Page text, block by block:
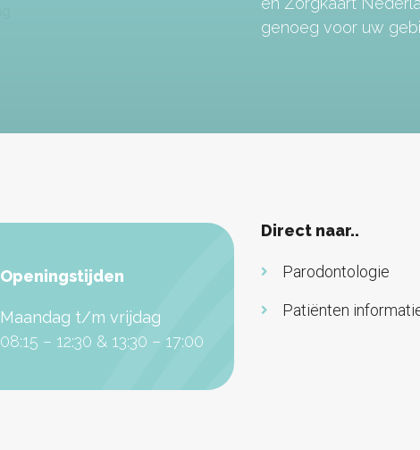
genoeg voor uw
Openingstijden
Maandag t/m vrijdag
08:15 – 12:30 & 13:30 – 17:00
Direct naar..
Parodontologie
Patiënten